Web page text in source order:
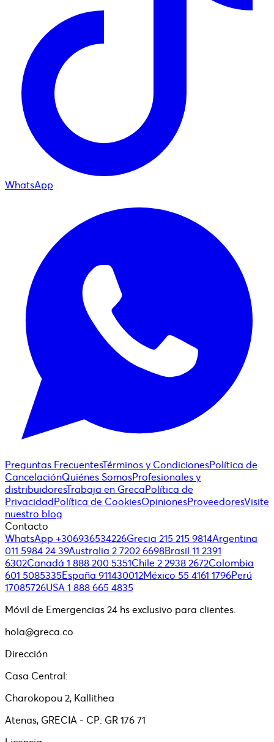
WhatsApp
Preguntas FrecuentesTérminos y CondicionesPolítica de
CancelaciónQuiénes SomosProfesionales y
distribuidoresTrabaja en GrecaPolítica de
PrivacidadPolítica de CookiesOpinionesProveedoresVisite
nuestro blog
Contacto
WhatsApp +306936534226Grecia 215 215 9814Argentina
011 5984 24 39Australia 2 7202 6698Brasil 11 2391
6302Canadá 1 888 200 5351Chile 2 2938 2672Colombia
601 5085335España 911430012México 55 4161 1796Perú
17085726USA 1 888 665 4835
Móvil de Emergencias 24 hs exclusivo para clientes.
hola@greca.co
Dirección
Casa Central:
Charokopou 2, Kallithea
Atenas, GRECIA - CP: GR 176 71